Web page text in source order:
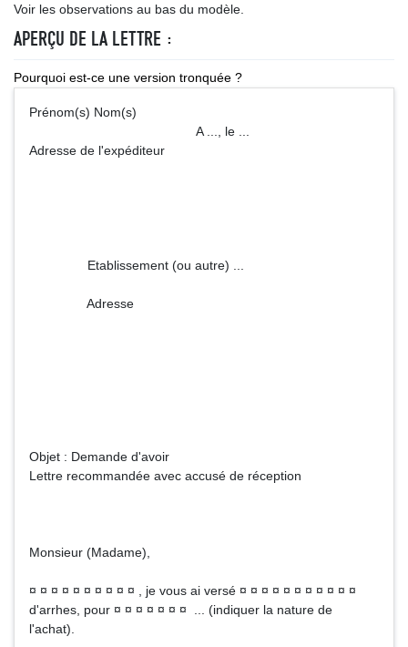
Voir les observations au bas du modèle.
APERÇU DE LA LETTRE :
Pourquoi est-ce une version tronquée ?
Prénom(s) Nom(s)
A ..., le ...
Adresse de l'expéditeur
Etablissement (ou autre) ...
Adresse
Objet : Demande d'avoir
Lettre recommandée avec accusé de réception
Monsieur (Madame),
¤ ¤ ¤ ¤ ¤ ¤ ¤ ¤ ¤ ¤ , je vous ai versé ¤ ¤ ¤ ¤ ¤ ¤ ¤ ¤ ¤ ¤ ¤
d'arrhes, pour ¤ ¤ ¤ ¤ ¤ ¤ ¤ ... (indiquer la nature de
l'achat).